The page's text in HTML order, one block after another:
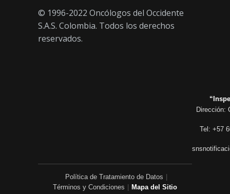
© 1996-2022 Oncólogos del Occidente
S.A.S. Colombia. Todos los derechos
reservados.
Dirección:
Tel: +57
Política de Tratamiento de Datos
Términos y Condiciones
Mapa del Sitio